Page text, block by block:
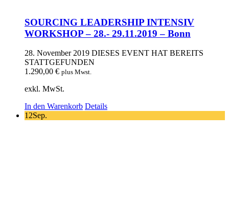
SOURCING LEADERSHIP INTENSIV
WORKSHOP – 28.- 29.11.2019 – Bonn
28. November 2019 DIESES EVENT HAT BEREITS
STATTGEFUNDEN
1.290,00 € plus Mwst.
exkl. MwSt.
In den Warenkorb Details
12Sep.